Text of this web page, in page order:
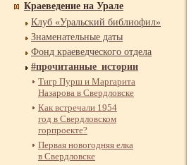
Краеведение на Урале
Клуб «Уральский библиофил»
Знаменательные даты
Фонд краеведческого отдела
#прочитанные_истории
Тигр Пурш и Маргарита
Назарова в Свердловске
Как встречали 1954
год в Свердловском
горпроекте?
Первая новогодняя елка
в Свердловске